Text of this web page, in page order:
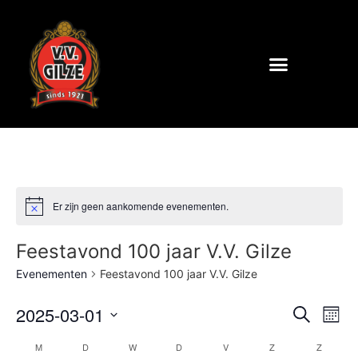
Er zijn geen aankomende evenementen.
Feestavond 100 jaar V.V. Gilze
Evenementen Feestavond 100 jaar V.V. Gilze
Zoeken
2025-03-01
eenM D W D V Z Z